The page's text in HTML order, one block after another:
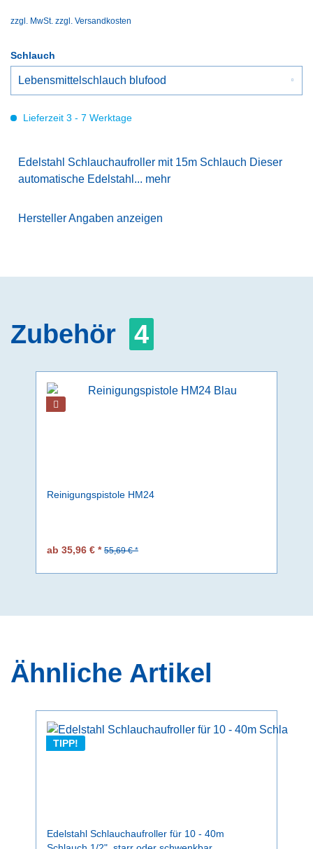
zzgl. MwSt. zzgl. Versandkosten
Schlauch
Lieferzeit 3 - 7 Werktage
Edelstahl Schlauchaufroller mit 15m Schlauch Dieser
automatische Edelstahl... mehr
Hersteller Angaben anzeigen
Zubehör 4
Reinigungspistole HM24
ab 35,96 € * 55,69 € *
Ähnliche Artikel
TIPP!
Edelstahl Schlauchaufroller für 10 - 40m